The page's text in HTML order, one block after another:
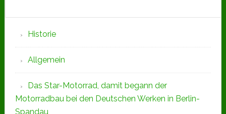
Seitenspalte
Historie
Allgemein
Das Star-Motorrad, damit begann der
Motorradbau bei den Deutschen Werken in Berlin-
Spandau